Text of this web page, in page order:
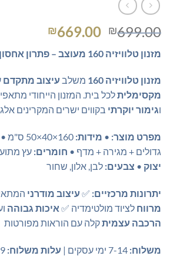
₪699.00
המחיר
היה:
₪699.00.
₪669.00
הוא:
מזנון טלוויזיה 160 מעוצב – פתרון אחסון מושלם לסלון
מזנון טלוויזיה 160 משלב עיצוב מתקדם
מקסימליתלכל בית. המזנון הייחודי
וגימור יוקרתי בקווים ישרים המקרינים
מפרט מוצר: • מידות:
גדולים + מגירה + מדף • חומרים: עץ
יצוק • צבעים: לבן, אלון, שחור
יתרונות מרכזיים: ✅ עיצוב מודרני
מרווח לציוד מולטימדיה ✅ איכות גבוהה
הרכבה עצמיתקלה עם הוראות מפורטות
משלוח: עלות משלוח: